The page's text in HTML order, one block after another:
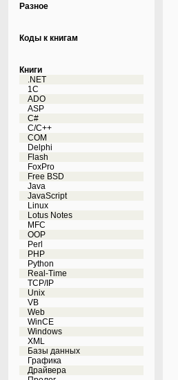
Разное
Коды к книгам
Книги
.NET
1C
ADO
ASP
C#
C/C++
COM
Delphi
Flash
FoxPro
Free BSD
Java
JavaScript
Linux
Lotus Notes
MFC
OOP
Perl
PHP
Python
Real-Time
TCP/IP
Unix
VB
Web
WinCE
Windows
XML
Базы данных
Графика
Драйвера